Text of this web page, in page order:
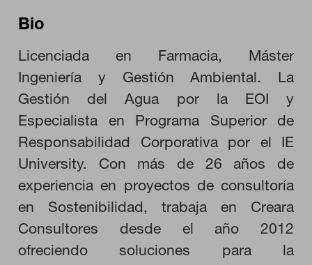
Bio
Licenciada en Farmacia, Máster
Ingeniería y Gestión Ambiental. La
Gestión del Agua por la EOI y
Especialista en Programa Superior de
Responsabilidad Corporativa por el IE
University. Con más de 26 años de
experiencia en proyectos de consultoría
en Sostenibilidad, trabaja en Creara
Consultores desde el año 2012
ofreciendo soluciones para la
CONFIGURACIÓN DE COOKIES
RECHAZAR TODO
HABILITAR TODO
Cookies necesarias